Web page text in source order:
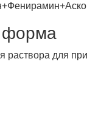
форма
раствора для